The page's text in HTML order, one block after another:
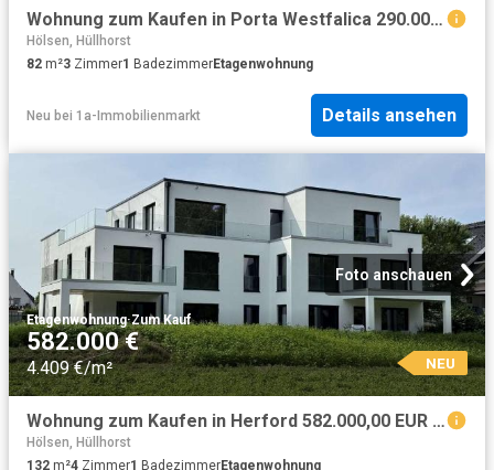
Wohnung zum Kaufen in Porta Westfalica 290.000,00 EUR 82.5 m²
Hölsen, Hüllhorst
82 m²3 Zimmer1 BadezimmerEtagenwohnung
Neu bei 1a-Immobilienmarkt Details ansehen
Foto anschauen
Etagenwohnung·Zum Kauf
582.000 €
4.409 €/m² NEU
Wohnung zum Kaufen in Herford 582.000,00 EUR 132 m²
Hölsen, Hüllhorst
132 m²4 Zimmer1 BadezimmerEtagenwohnung